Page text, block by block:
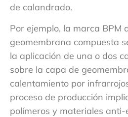
de calandrado.
Por ejemplo, la marca BPM
geomembrana compuesta
la aplicación de una o dos
sobre la capa de
calentamiento por
proceso de producción
polímeros y materiales anti-